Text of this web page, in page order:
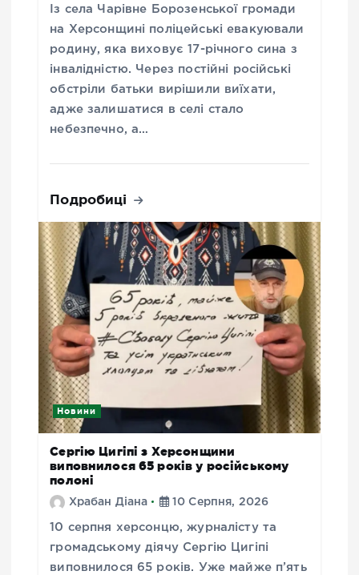
Із села Чарівне Борозенської громади
на Херсонщині поліцейські евакуювали
родину, яка виховує 17-річного сина з
інвалідністю. Через постійні російські
обстріли батьки вирішили виїхати,
адже залишатися в селі стало
небезпечно, а…
Подробиці
Новини
Сергію Цигіпі з Херсонщини
виповнилося 65 років у російському
полоні
Храбан Діана 10 Серпня, 2026
10 серпня херсонцю, журналісту та
громадському діячу Сергію Цигіпі
виповнилося 65 років. Уже майже п’ять